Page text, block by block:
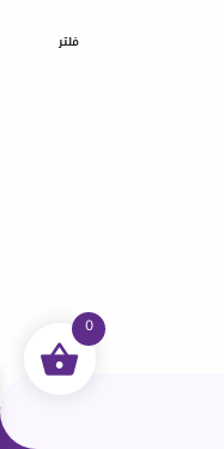
فلتر
0